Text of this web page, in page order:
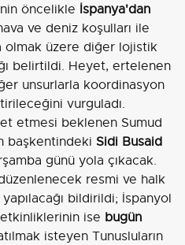
öncelikle İspanya'dan
ve deniz koşulları ile
olmak üzere diğer lojistik
belirtildi. Heyet, ertelenen
unsurlarla koordinasyon
vurguladı.
etmesi beklenen Sumud
başkentindeki Sidi Busaid
günü yola çıkacak.
resmi ve halk
bildirildi; İspanyol
ise bugün
isteyen Tunusluların